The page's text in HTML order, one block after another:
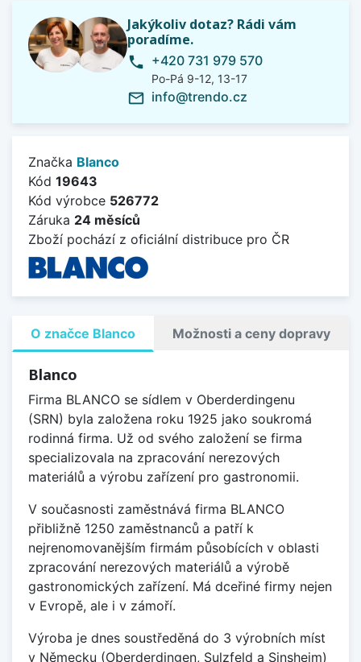
Jakýkoliv dotaz? Rádi vám
poradíme.
phone +420 731 979 570
Po-Pá 9-12, 13-17
mail_outline info@trendo.cz
Značka Blanco
Kód 19643
Kód výrobce 526772
Záruka 24 měsíců
Zboží pochází z oficiální distribuce pro ČR
O značce Blanco Možnosti a ceny dopravy
Blanco
Firma BLANCO se sídlem v Oberderdingenu
(SRN) byla založena roku 1925 jako soukromá
rodinná firma. Už od svého založení se firma
specializovala na zpracování nerezových
materiálů a výrobu zařízení pro gastronomii.
V současnosti zaměstnává firma BLANCO
přibližně 1250 zaměstnanců a patří k
nejrenomovanějším firmám působících v oblasti
zpracování nerezových materiálů a výrobě
gastronomických zařízení. Má dceřiné firmy nejen
v Evropě, ale i v zámoří.
Výroba je dnes soustředěná do 3 výrobních míst
v Německu (Oberderdingen, Sulzfeld a Sinsheim)